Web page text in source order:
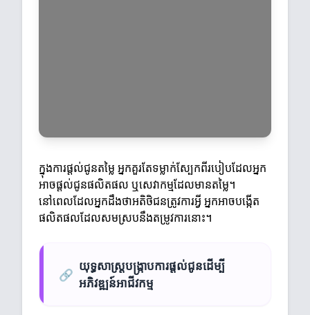
ក្នុងការផ្តល់ជូនតម្លៃ អ្នកគួរតែទម្លាក់ស្បែកពីរបៀបដែលអ្នក
អាចផ្តល់ជូនផលិតផល ឬសេវាកម្មដែលមានតម្លៃ។
នៅពេលដែលអ្នកដឹងថាអតិថិជនត្រូវការអ្វី អ្នកអាចបង្កើត
ផលិតផលដែលសមស្របនឹងតម្រូវការនោះ។
🔗
យុទ្ធសាស្ត្របង្រ្កាបការផ្តល់ជូនដើម្បី
អភិវឌ្ឍន៍អាជីវកម្ម